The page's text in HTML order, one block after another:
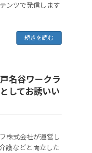
ンツで発信します
続きを読む
名谷ワークラ
してお誘いい
株式会社が運営し
護などと両立した